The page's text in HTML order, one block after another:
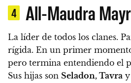
4 All-Maudra
La líder de todos los clanes.
rígida. En un primer
pero termina entendiendo el
Sus hijas son Seladon, Tavra